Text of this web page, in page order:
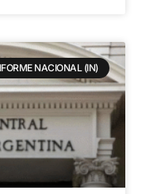
NACIONAL (IN)